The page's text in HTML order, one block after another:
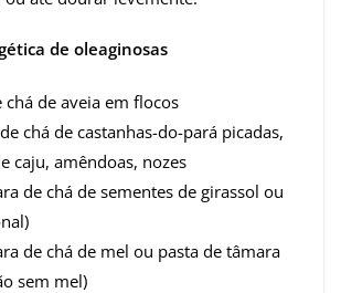
de oleaginosas
chá de aveia em flocos
chá de castanhas-do-pará picadas,
caju, amêndoas, nozes
de chá de sementes de girassol ou
de chá de mel ou pasta de tâmara
sem mel)